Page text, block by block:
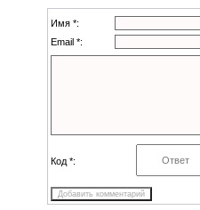
Имя *:
Email *:
Код *: